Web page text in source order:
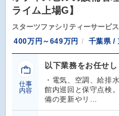
ライム上場G】
スターツファシリティーサービ
400万円～649万円
千葉県 /
仕事
内容
以下業務をお任せし
・電気、空調、給排
館内巡回と保守点検
備の更新やリ…